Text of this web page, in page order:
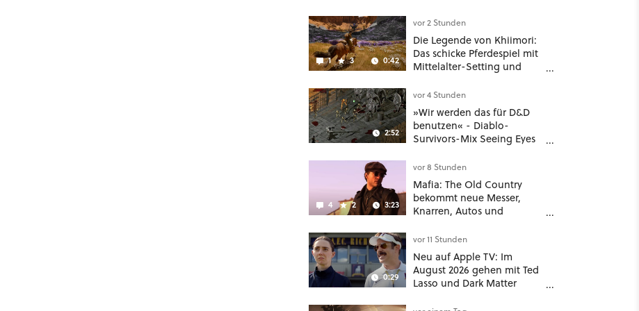
1 3 0:42
vor 2 Stunden
Die Legende von Khiimori:
Das schicke Pferdespiel mit
Mittelalter-Setting und
noch größer und
gefährlicher
2:52
vor 4 Stunden
»Wir werden das für D&D
benutzen« - Diablo-
Survivors-Mix Seeing Eyes
nützliches Map-Tool
4 2 3:23
vor 8 Stunden
Mafia: The Old Country
bekommt neue Messer,
Knarren, Autos und
hat mehr dabei als nur
Story
0:29
vor 11 Stunden
Neu auf Apple TV: Im
August 2026 gehen mit Ted
Lasso und Dark Matter